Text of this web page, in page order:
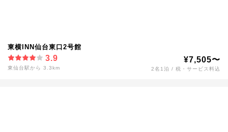
東横INN仙台東口2号館
3.9
東仙台駅から 3.3km
¥7,505〜
2名1泊 / 税・サービス料込